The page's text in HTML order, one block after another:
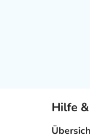
Hilfe